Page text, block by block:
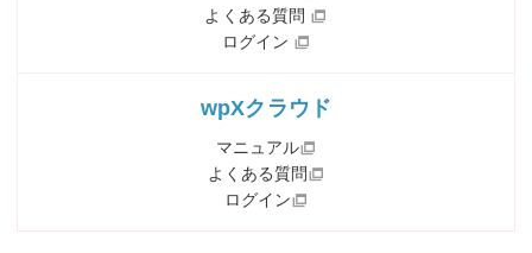
よくある質問
ログイン
wpXクラウド
マニュアル
よくある質問
ログイン